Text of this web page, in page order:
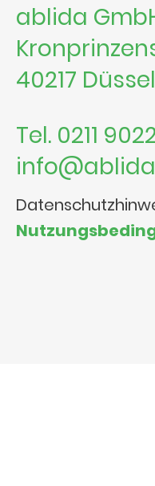
ablida
40217
Tel. 0211